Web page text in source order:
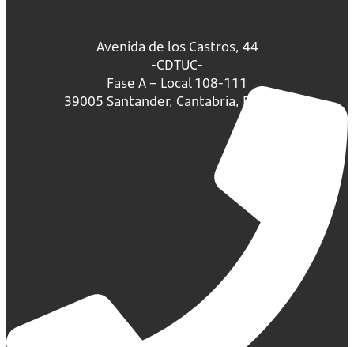
Avenida de los Castros, 44
-CDTUC-
Fase A – Local 108-111
39005 Santander, Cantabria, España.